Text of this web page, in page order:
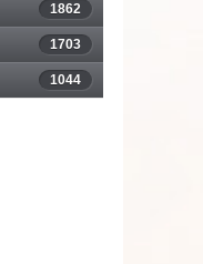
1862
1703
1044